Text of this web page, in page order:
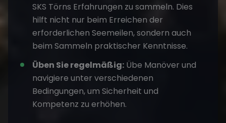
SKS Törns Erfahrungen zu sammeln. Dies
hilft nicht nur beim Erreichen der
erforderlichen Seemeilen, sondern auch
beim Sammeln praktischer Kenntnisse.
Üben Sie regelmäßig: Übe Manöver und
navigiere unter verschiedenen
Bedingungen, um Sicherheit und
Kompetenz zu erhöhen.